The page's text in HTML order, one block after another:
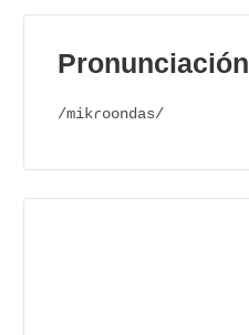
Pronunciación
/mikɾoondas/